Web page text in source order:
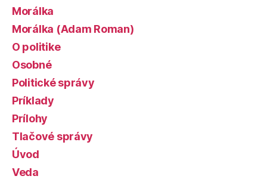
Morálka
Morálka (Adam Roman)
O politike
Osobné
Politické správy
Príklady
Prílohy
Tlačové správy
Úvod
Veda